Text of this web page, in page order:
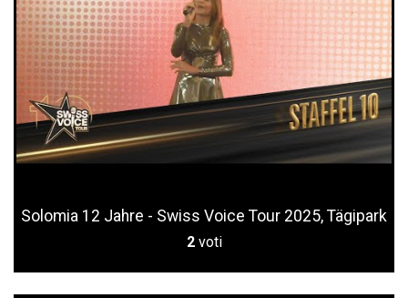
Solomia 12 Jahre - Swiss Voice Tour 2025, Tägipark
2 voti